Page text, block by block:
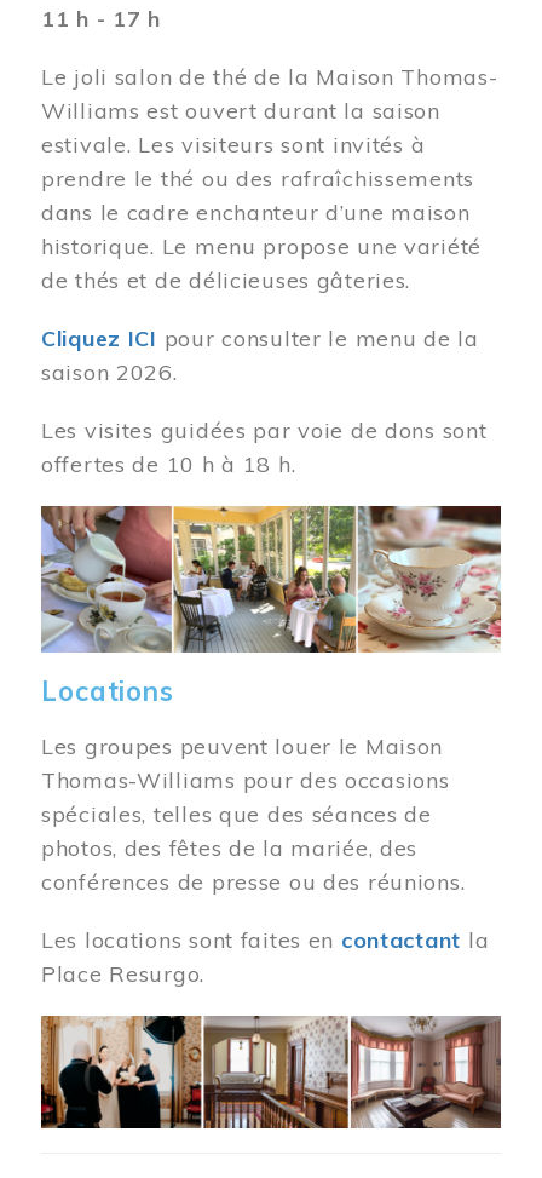
11 h - 17 h
Le joli salon de thé de la Maison Thomas-
Williams est ouvert durant la saison
estivale. Les visiteurs sont invités à
prendre le thé ou des rafraîchissements
dans le cadre enchanteur d’une maison
historique. Le menu propose une variété
de thés et de délicieuses gâteries.
Cliquez ICI pour consulter le menu de la
saison 2026.
Les visites guidées par voie de dons sont
offertes de 10 h à 18 h.
Image
Locations
Les groupes peuvent louer le Maison
Thomas-Williams pour des occasions
spéciales, telles que des séances de
photos, des fêtes de la mariée, des
conférences de presse ou des réunions.
Les locations sont faites en contactant la
Place Resurgo.
Image